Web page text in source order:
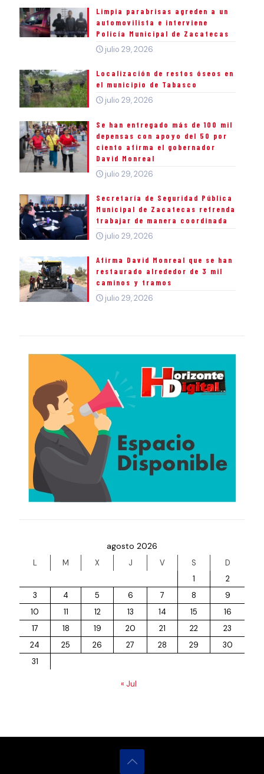
Limpia parabrisas agreden a un
automovilista e interviene
Policía Municipal de Zacatecas
julio 29, 2026
Localización de restos óseos en
el municipio de Tabasco
julio 29, 2026
Se han entregado más de 100 mil
depensas con apoyo del 50 por
ciento afirma el gobernador
David Monreal
julio 29, 2026
Secretaría de Seguridad Pública
Municipal de Zacatecas refrenda
trabajar de manera coordinada
julio 29, 2026
Afirma David Monreal que se han
restaurado alrededor de 3 mil
caminos y tramos
julio 29, 2026
agosto 2026
L M X J V S
D
1
2
3
4 5 6 7 8
9
10
11 12 13 14 15
16
17
18 19 20 21 22
23
24
25 26 27 28 29
30
31
« Jul